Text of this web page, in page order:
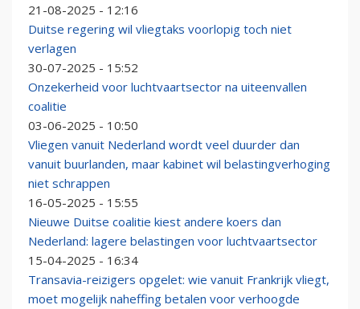
21-08-2025 - 12:16
Duitse regering wil vliegtaks voorlopig toch niet
verlagen
30-07-2025 - 15:52
Onzekerheid voor luchtvaartsector na uiteenvallen
coalitie
03-06-2025 - 10:50
Vliegen vanuit Nederland wordt veel duurder dan
vanuit buurlanden, maar kabinet wil belastingverhoging
niet schrappen
16-05-2025 - 15:55
Nieuwe Duitse coalitie kiest andere koers dan
Nederland: lagere belastingen voor luchtvaartsector
15-04-2025 - 16:34
Transavia-reizigers opgelet: wie vanuit Frankrijk vliegt,
moet mogelijk naheffing betalen voor verhoogde